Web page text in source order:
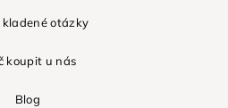
kladené otázky
koupit u nás
Blog